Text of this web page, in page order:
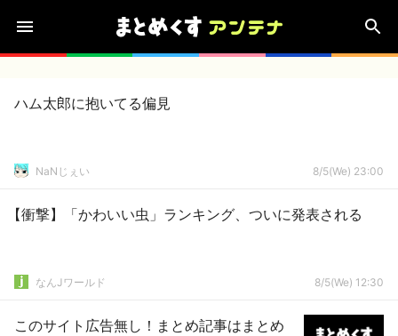
ハム太郎に抱いてる偏見
NaNじぇい 8/5(We) 23:00
【衝撃】「かわいい虫」ランキング、ついに発表される
なんJワールド 8/5(We) 12:30
このサイト広告無し！まとめ記事はまとめ